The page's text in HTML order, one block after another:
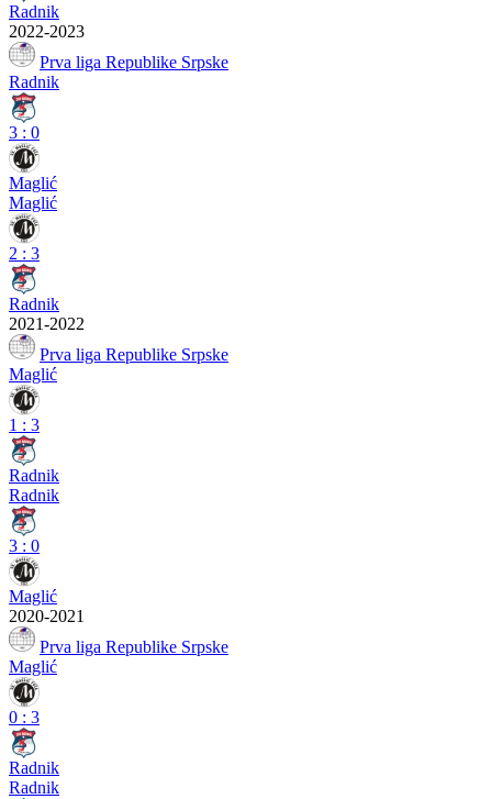
Radnik
2022-2023
Prva liga Republike Srpske
Radnik
3 : 0
Maglić
Maglić
2 : 3
Radnik
2021-2022
Prva liga Republike Srpske
Maglić
1 : 3
Radnik
Radnik
3 : 0
Maglić
2020-2021
Prva liga Republike Srpske
Maglić
0 : 3
Radnik
Radnik